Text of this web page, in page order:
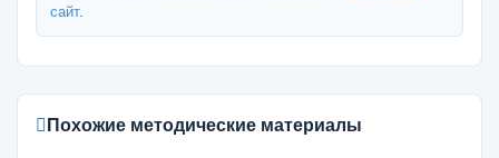
сайт.
Похожие методические материалы